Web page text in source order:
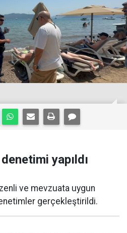
yapıldı
ve mevzuata uygun
gerçekleştirildi.